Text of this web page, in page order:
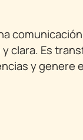
clara. Es
y genere